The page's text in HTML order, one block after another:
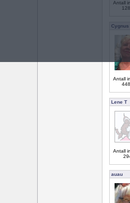
Antall
Cygnus
Antall
Lene T
Antall
auau